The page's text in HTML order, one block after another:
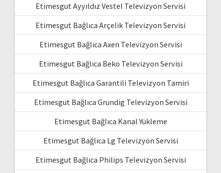
Etimesgut Ayyıldız Vestel Televizyon Servisi
Etimesgut Bağlıca Arçelik Televizyon Servisi
Etimesgut Bağlıca Axen Televizyon Servisi
Etimesgut Bağlıca Beko Televizyon Servisi
Etimesgut Bağlıca Garantili Televizyon Tamiri
Etimesgut Bağlıca Grundig Televizyon Servisi
Etimesgut Bağlıca Kanal Yükleme
Etimesgut Bağlıca Lg Televizyon Servisi
Etimesgut Bağlıca Philips Televizyon Servisi